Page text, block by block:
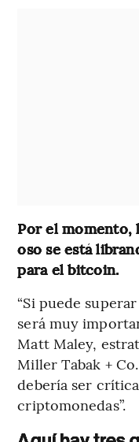
Por el momento,
oso se está
para el bitcoin.
“Si puede
será muy
Matt Maley,
Miller Tabak +
debería ser
criptomonedas”.